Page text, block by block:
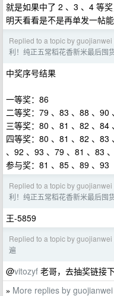
就是如果中了 2 、3 、4 等
明天看看是不是再单发一帖
Replied to a topic by guojianwei
利！纯正五常稻花香新米最后囤
中奖序号结果
一等奖：86
二等奖：79 、83 、88 、90
三等奖：80 、81 、82 、
四等奖：80 、81 、82 、83
、92 、93 、79 、81 、83
参与奖：81 、85 、89 、93
Replied to a topic by guojianwei
利！纯正五常稻花香新米最后囤
王-5859
Replied to a topic by guojianwei
遍
@vitozyf 老哥，去抽奖链接
» More replies by guojianwei